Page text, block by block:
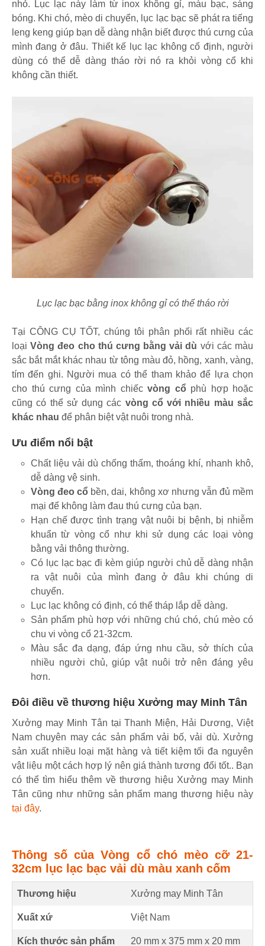
nhỏ. Lục lạc này làm từ inox không gỉ, màu bạc, sáng
bóng. Khi chó, mèo di chuyển, lục lạc bạc sẽ phát ra tiếng
leng keng giúp bạn dễ dàng nhận biết được thú cưng của
mình đang ở đâu. Thiết kế lục lạc không cố định, người
dùng có thể dễ dàng tháo rời nó ra khỏi vòng cổ khi
không cần thiết.
Lục lạc bạc bằng inox không gỉ có thể tháo rời
Tại CÔNG CỤ TỐT, chúng tôi phân phối rất nhiều các
loại Vòng đeo cho thú cưng bằng vải dù với các màu
sắc bắt mắt khác nhau từ tông màu đỏ, hồng, xanh, vàng,
tím đến ghi. Người mua có thể tham khảo để lựa chọn
cho thú cưng của mình chiếcvòng cổ phù hợp hoặc
cũng có thể sử dụng các vòng cổ với nhiều màu sắc
khác nhau để phân biệt vật nuôi trong nhà.
Ưu điểm nổi bật
Chất liệu vải dù chống thấm, thoáng khí, nhanh khô,
dễ dàng vệ sinh.
Vòng đeo cổ bền, dai, không xơ nhưng vẫn đủ mềm
mại để không làm đau thú cưng của bạn.
Hạn chế được tình trạng vật nuôi bị bệnh, bị nhiễm
khuẩn từ vòng cổ như khi sử dụng các loại vòng
bằng vải thông thường.
Có lục lạc bạc đi kèm giúp người chủ dễ dàng nhận
ra vật nuôi của mình đang ở đâu khi chúng di
chuyển.
Lục lạc không có định, có thể tháp lắp dễ dàng.
Sản phẩm phù hợp với những chú chó, chú mèo có
chu vi vòng cổ 21-32cm.
Màu sắc đa dạng, đáp ứng nhu cầu, sở thích của
nhiều người chủ, giúp vật nuôi trở nên đáng yêu
hơn.
Đôi điều về thương hiệu Xưởng may Minh Tân
Xưởng may Minh Tân tại Thanh Miện, Hải Dương, Việt
Nam chuyên may các sản phẩm vải bố, vải dù. Xưởng
sản xuất nhiều loại mặt hàng và tiết kiệm tối đa nguyên
vật liệu một cách hợp lý nên giá thành tương đổi tốt.. Bạn
có thể tìm hiểu thêm về thương hiệu Xưởng may Minh
Tân cũng như những sản phẩm mang thương hiệu này
tại đây.
Thông số của Vòng cổ chó mèo cỡ 21-
32cm lục lạc bạc vải dù màu xanh cốm
Thương hiệu Xưởng may Minh Tân
Xuất xứ Việt Nam
Kích thước sản phẩm 20 mm x 375 mm x 20 mm